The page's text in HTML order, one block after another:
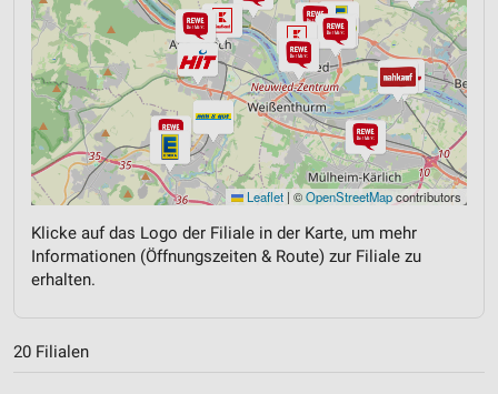
Leaflet | ©OpenStreetMapcontributors
Klicke auf das Logo der Filiale in der Karte, um mehr
Informationen (Öffnungszeiten & Route) zur Filiale zu
erhalten.
20 Filialen